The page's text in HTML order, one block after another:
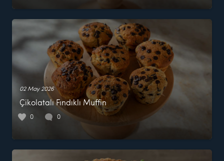
02 May 2026
Çikolatalı Fındıklı Muffin
0 0